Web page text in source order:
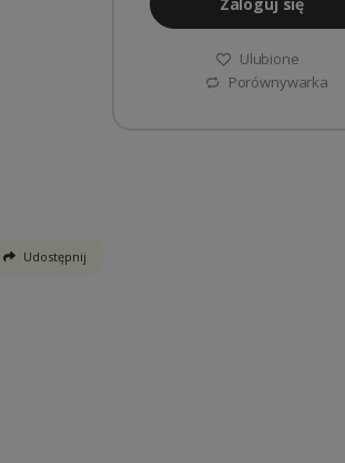
Udostępnij
Zaloguj się
Ulubione
Porównywarka